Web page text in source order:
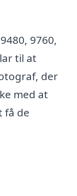
9760,
til at
der
med at
få de